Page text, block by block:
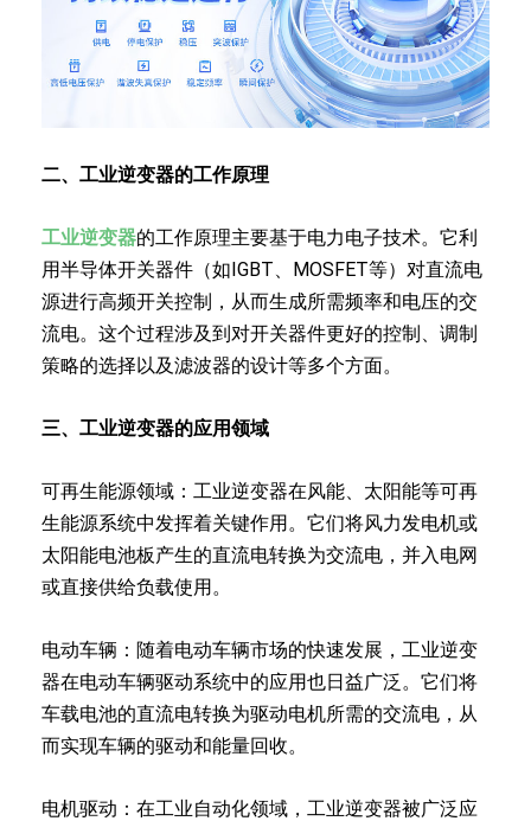
二、工业逆变器的工作原理
工业逆变器的工作原理主要基于电力电子技术。它利
用半导体开关器件（如IGBT、MOSFET等）对直流电
源进行高频开关控制，从而生成所需频率和电压的交
流电。这个过程涉及到对开关器件更好的控制、调制
策略的选择以及滤波器的设计等多个方面。
三、工业逆变器的应用领域
可再生能源领域：工业逆变器在风能、太阳能等可再
生能源系统中发挥着关键作用。它们将风力发电机或
太阳能电池板产生的直流电转换为交流电，并入电网
或直接供给负载使用。
电动车辆：随着电动车辆市场的快速发展，工业逆变
器在电动车辆驱动系统中的应用也日益广泛。它们将
车载电池的直流电转换为驱动电机所需的交流电，从
而实现车辆的驱动和能量回收。
电机驱动：在工业自动化领域，工业逆变器被广泛应